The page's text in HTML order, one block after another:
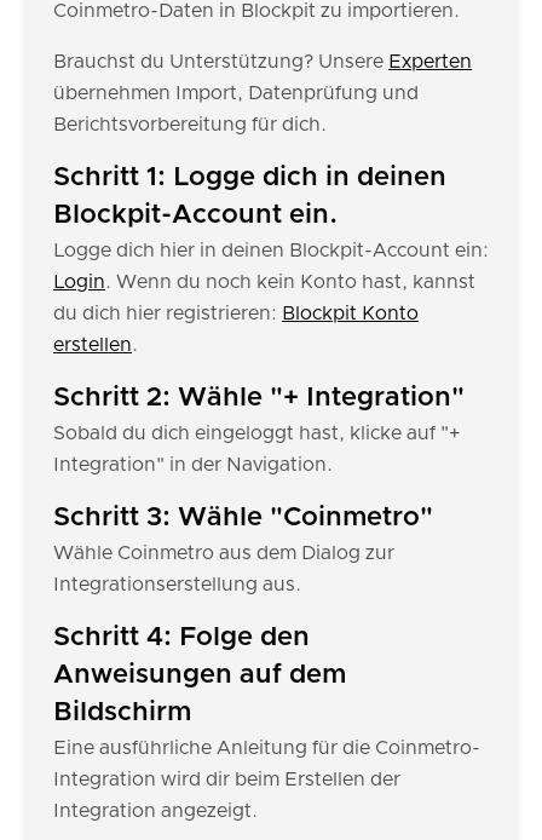
Coinmetro-Daten in Blockpit zu importieren.
Brauchst du Unterstützung? Unsere Experten
übernehmen Import, Datenprüfung und
Berichtsvorbereitung für dich.
Schritt 1: Logge dich in deinen
Blockpit-Account ein.
Logge dich hier in deinen Blockpit-Account ein:
Login. Wenn du noch kein Konto hast, kannst
du dich hier registrieren: Blockpit Konto
erstellen.
Schritt 2: Wähle "+ Integration"
Sobald du dich eingeloggt hast, klicke auf "+
Integration" in der Navigation.
Schritt 3: Wähle "Coinmetro"
Wähle Coinmetro aus dem Dialog zur
Integrationserstellung aus.
Schritt 4: Folge den
Anweisungen auf dem
Bildschirm
Eine ausführliche Anleitung für die Coinmetro-
Integration wird dir beim Erstellen der
Integration angezeigt.